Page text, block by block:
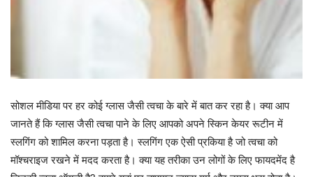
सोशल मीडिया पर हर कोई ग्लास जैसी त्वचा के बारे में बात कर रहा है। क्या आप
जानते हैं कि ग्लास जैसी त्वचा पाने के लिए आपको अपने स्किन केयर रूटीन में
स्लगिंग को शामिल करना पड़ता है। स्लगिंग एक ऐसी प्रकिया है जो त्वचा को
मॉश्चराइज रखने में मदद करता है। क्या यह तरीका उन लोगों के लिए फायदमेंद है